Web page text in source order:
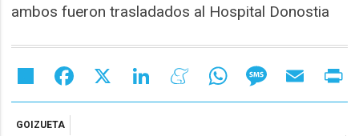
ambos fueron trasladados al Hospital Donostia
Share Facebook LinkedIn MeneameWhatsAppMessageEmail
GOIZUETA